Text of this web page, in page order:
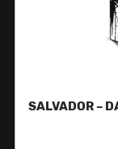
SALVADOR –